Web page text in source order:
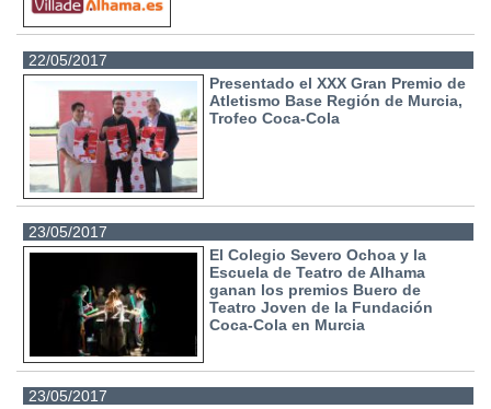
22/05/2017
Presentado el XXX Gran Premio de
Atletismo Base Región de Murcia,
Trofeo Coca-Cola
23/05/2017
El Colegio Severo Ochoa y la
Escuela de Teatro de Alhama
ganan los premios Buero de
Teatro Joven de la Fundación
Coca-Cola en Murcia
23/05/2017